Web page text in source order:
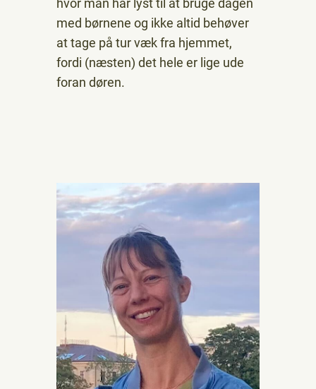
hvor man har lyst til at bruge dagen
med børnene og ikke altid behøver
at tage på tur væk fra hjemmet,
fordi (næsten) det hele er lige ude
foran døren.